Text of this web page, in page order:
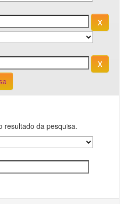
resultado da pesquisa.